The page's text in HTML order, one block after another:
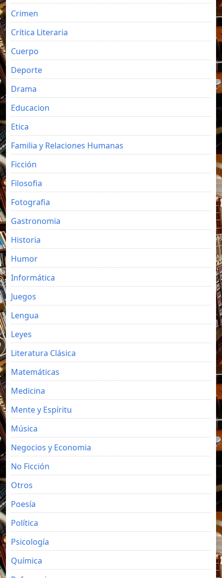
Crimen
Crítica Literaria
Cuerpo
Deporte
Drama
Educacion
Etica
Familia y Relaciones Humanas
Ficción
Filosofia
Fotografia
Gastronomia
Historia
Humor
Informática
Juegos
Lengua
Leyes
Literatura Clásica
Matemáticas
Medicina
Mente y Espíritu
Música
Negocios y Economia
No Ficción
Otros
Poesía
Política
Psicología
Química